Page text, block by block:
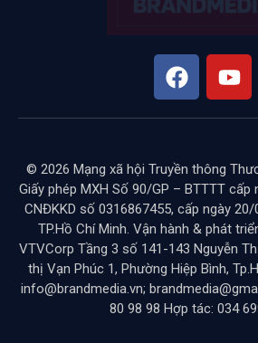
© 2026 Mạng xã hội Truyền thông
Giấy phép MXH Số 90/GP – BTTTT cấp
CNĐKKD số 0316867455, cấp ngày
TP.Hồ Chí Minh. Vận hành & phát
VTVCorp Tầng 3 số 141-143 Nguyễn
thị Vạn Phúc 1, Phường Hiệp Bình,
info@brandmedia.vn;
80 98 98 Hợp tác: 034